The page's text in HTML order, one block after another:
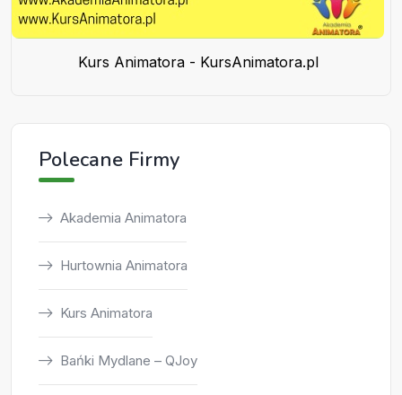
Kurs Animatora - KursAnimatora.pl
Polecane Firmy
Akademia Animatora
Hurtownia Animatora
Kurs Animatora
Bańki Mydlane – QJoy